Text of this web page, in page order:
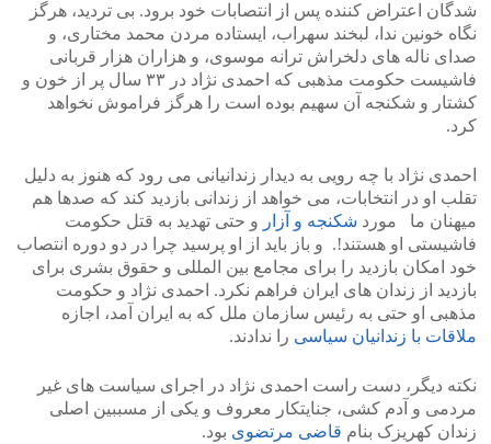
شدگان اعتراض کننده پس از انتصابات خود برود. بی تردید، هرگز
نگاه خونین ندا، لبخند سهراب، ایستاده مردن محمد مختاری، و
صدای ناله های دلخراش ترانه موسوی، و هزاران هزار قربانی
فاشیست حکومت مذهبی که احمدی نژاد در ۳۳ سال پر از خون و
کشتار و شکنجه آن سهیم بوده است را هرگز فراموش نخواهد
کرد.
احمدی نژاد با چه رویی به دیدار زندانیانی می رود که هنوز به دلیل
تقلب او در انتخابات، می خواهد از زندانی بازدید کند که صدها هم
میهنان ما مورد شکنجه و آزار و حتی تهدید به قتل حکومت
فاشیستی او هستند!. و باز باید از او پرسید چرا در دو دوره انتصاب
خود امکان بازدید را برای مجامع بین المللی و حقوق بشری برای
بازدید از زندان های ایران فراهم نکرد. احمدی نژاد و حکومت
مذهبی او حتی به رئیس سازمان ملل که به ایران آمد، اجازه
ملاقات با زندانیان سیاسی را ندادند.
نکته دیگر، دست راست احمدی نژاد در اجرای سیاست های غیر
مردمی و آدم کشی، جنایتکار معروف و یکی از مسببین اصلی
زندان کهریزک بنام قاضی مرتضوی بود.